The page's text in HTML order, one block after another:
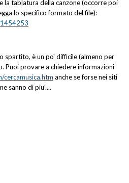
la tablatura della canzone (occorre poi
lo specifico formato del file):
spartito, è un po' difficile (almeno per
Puoi provare a chiedere informazioni
anche se forse nei siti
sanno di piu'....